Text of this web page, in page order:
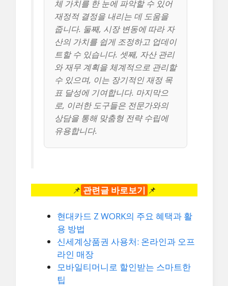
체 가치를 한 눈에 파악할 수 있어
재정적 결정을 내리는 데 도움을
줍니다. 둘째, 시장 변동에 따라 자
산의 가치를 쉽게 조정하고 업데이
트할 수 있습니다. 셋째, 자산 관리
와 재무 계획을 체계적으로 관리할
수 있으며, 이는 장기적인 재정 목
표 달성에 기여합니다. 마지막으
로, 이러한 도구들은 전문가와의
상담을 통해 맞춤형 전략 수립에
유용합니다.
📌 관련글 바로보기 📌
현대카드 Z WORK의 주요 혜택과 활
용 방법
신세계상품권 사용처: 온라인과 오프
라인 매장
모바일티머니로 할인받는 스마트한
팁